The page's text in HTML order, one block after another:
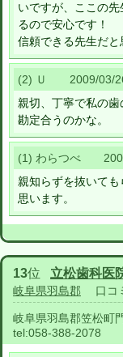
いですが、ここの
るので安心です！
信頼できる先生だと
(2) Ｕ 2009/03/
親切、丁寧で私の歯
勘定合うのかな。
(1) わらつべ
親知らずを抜いて
思います。
13位 立松歯科医
岐阜県羽島郡 口コ
岐阜県羽島郡笠松町
tel:058-388-2078